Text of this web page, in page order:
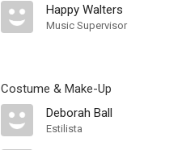
Happy Walters
Music Supervisor
Costume & Make-Up
Deborah Ball
Estilista